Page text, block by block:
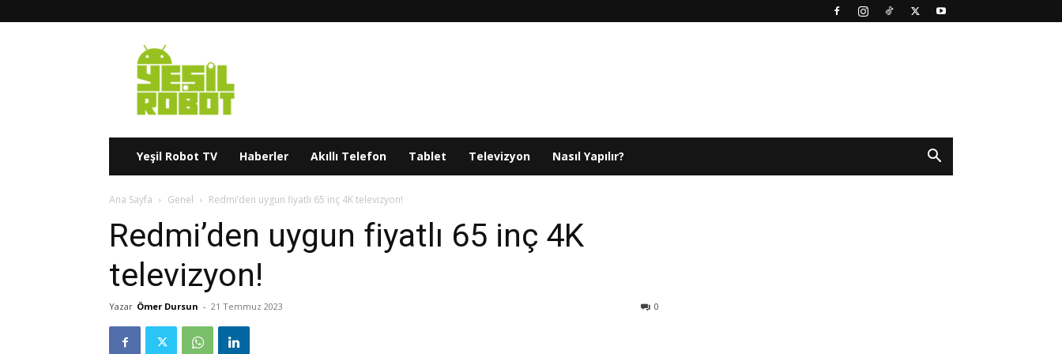
Yeşil
Robot
Yeşil Robot TV Haberler Akıllı Telefon Tablet Televizyon Nasıl Yapılır?
Ana Sayfa Genel Redmi’den uygun fiyatlı 65 inç 4K televizyon!
Redmi’den uygun fiyatlı 65 inç 4K
televizyon!
Yazar Ömer Dursun - 21 Temmuz 2023 0